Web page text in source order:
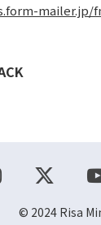
mailer.jp/
© 2024 Risa